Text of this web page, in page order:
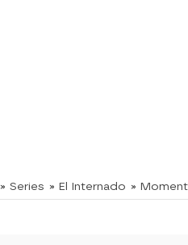
» Series » El Internado »